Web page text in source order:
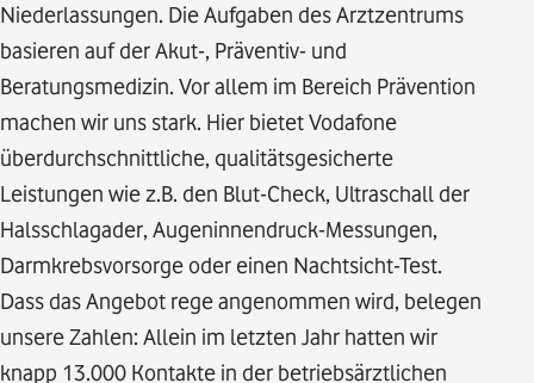
Niederlassungen. Die Aufgaben des Arztzentrums
basieren auf der Akut-, Präventiv- und
Beratungsmedizin. Vor allem im Bereich Prävention
machen wir uns stark. Hier bietet Vodafone
überdurchschnittliche, qualitätsgesicherte
Leistungen wie z.B. den Blut-Check, Ultraschall der
Halsschlagader, Augeninnendruck-Messungen,
Darmkrebsvorsorge oder einen Nachtsicht-Test.
Dass das Angebot rege angenommen wird, belegen
unsere Zahlen: Allein im letzten Jahr hatten wir
knapp 13.000 Kontakte in der betriebsärztlichen